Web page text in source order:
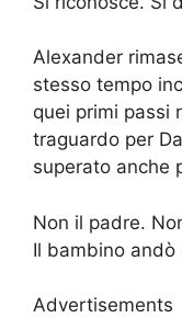
Alexander
stesso tempo
quei primi passi
traguardo per
superato anche
Non il padre.
Il bambino
Advertisements